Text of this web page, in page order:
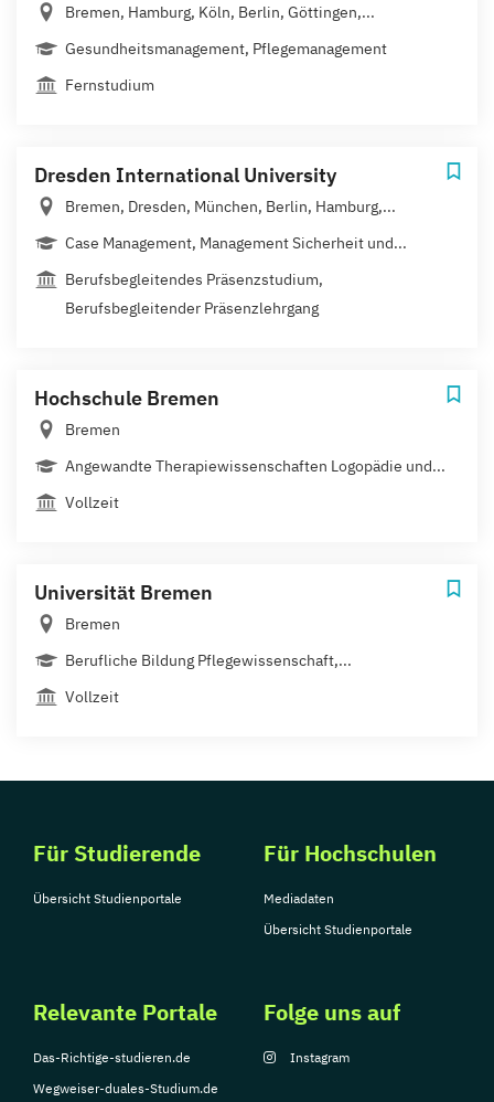
Bremen, Hamburg, Köln, Berlin, Göttingen,...
Gesundheitsmanagement, Pflegemanagement
Fernstudium
Dresden International University
Bremen, Dresden, München, Berlin, Hamburg,...
Case Management, Management Sicherheit und...
Berufsbegleitendes Präsenzstudium,
Berufsbegleitender Präsenzlehrgang
Hochschule Bremen
Bremen
Angewandte Therapiewissenschaften Logopädie und...
Vollzeit
Universität Bremen
Bremen
Berufliche Bildung Pflegewissenschaft,...
Vollzeit
Für Studierende
Übersicht Studienportale
Für Hochschulen
Mediadaten
Übersicht Studienportale
Relevante Portale
Das-Richtige-studieren.de
Wegweiser-duales-Studium.de
Folge uns auf
Instagram